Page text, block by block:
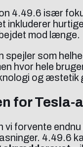
4.49.6 især
inkluderer
mod længe.
spejler som
hvor hele
og æstetik
for Tesla-
vi forvente endnu
4.49.6